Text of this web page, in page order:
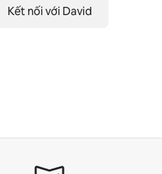
Kết nối với David